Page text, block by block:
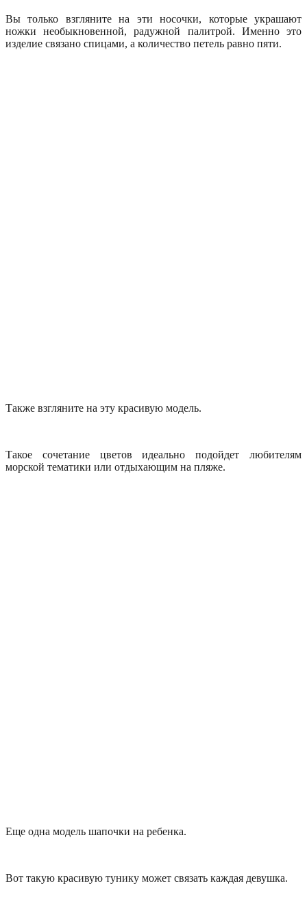
Вы только взгляните на эти носочки, которые украшают
ножки необыкновенной, радужной палитрой. Именно это
изделие связано спицами, а количество петель равно пяти.
Также взгляните на эту красивую модель.
Такое сочетание цветов идеально подойдет любителям
морской тематики или отдыхающим на пляже.
Еще одна модель шапочки на ребенка.
Вот такую красивую тунику может связать каждая девушка.